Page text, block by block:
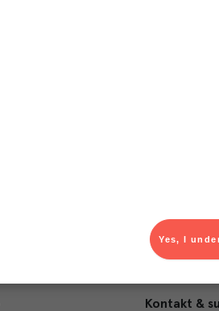
Du som är Menigo-
Kontakt &
Yes, I